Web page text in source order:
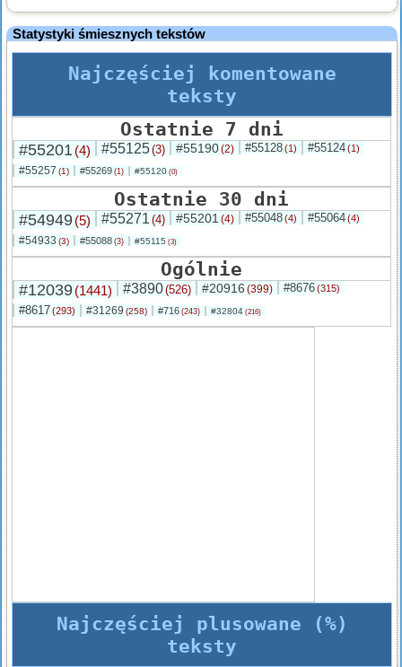
Statystyki śmiesznych tekstów
Najczęściej komentowane
teksty
Ostatnie 7 dni
#55201(4) #55125(3) #55190(2) #55128(1) #55124(1)
#55257 (1) #55269 (1) #55120 (0)
Ostatnie 30 dni
#54949(5) #55271 (4) #55201 (4) #55048(4) #55064(4)
#54933 (3) #55088 (3) #55115 (3)
Ogólnie
#12039(1441) #3890(526) #20916 (399) #8676(315)
#8617(293) #31269 (258) #716 (243) #32804 (216)
Najczęściej plusowane (%)
teksty